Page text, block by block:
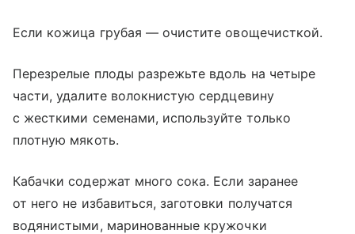
Если кожица грубая — очистите овощечисткой.
Перезрелые плоды разрежьте вдоль на четыре
части, удалите волокнистую сердцевину
с жесткими семенами, используйте только
плотную мякоть.
Кабачки содержат много сока. Если заранее
от него не избавиться, заготовки получатся
водянистыми, маринованные кружочки